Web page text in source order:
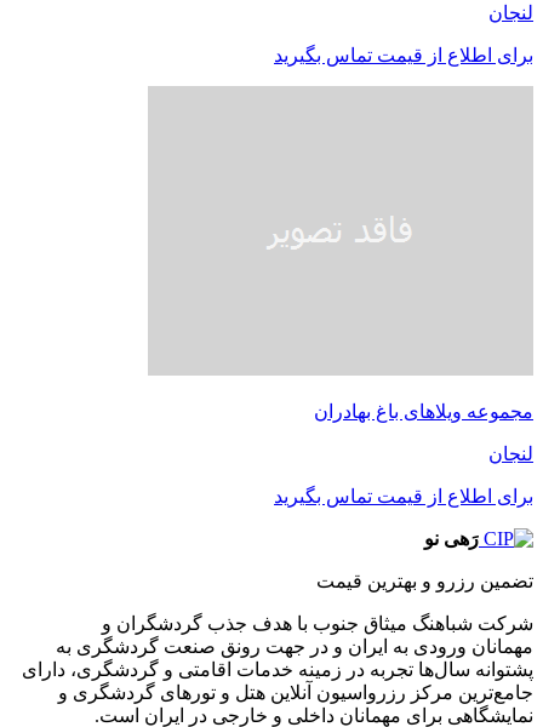
لنجان
برای اطلاع از قیمت تماس بگیرید
مجموعه ویلاهای باغ بهادران
لنجان
برای اطلاع از قیمت تماس بگیرید
رَهی نو
تضمین رزرو و بهترین قیمت
شرکت شباهنگ میثاق جنوب با هدف جذب گردشگران و
مهمانان ورودی به ایران و در جهت رونق صنعت گردشگری به
پشتوانه سال‌ها تجربه در زمینه خدمات اقامتی و گردشگری، دارای
جامع‌ترین مرکز رزرواسیون آنلاین هتل و تورهای گردشگری و
نمایشگاهی برای مهمانان داخلی و خارجی در ایران است.